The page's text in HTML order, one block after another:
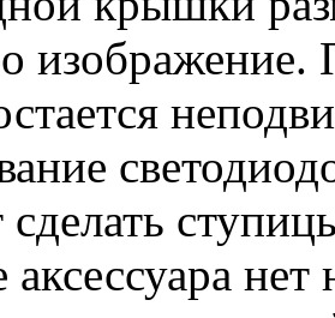
изображение.
сделать